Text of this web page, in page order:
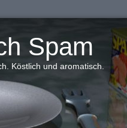
Spam
Köstlich und aromatisch.